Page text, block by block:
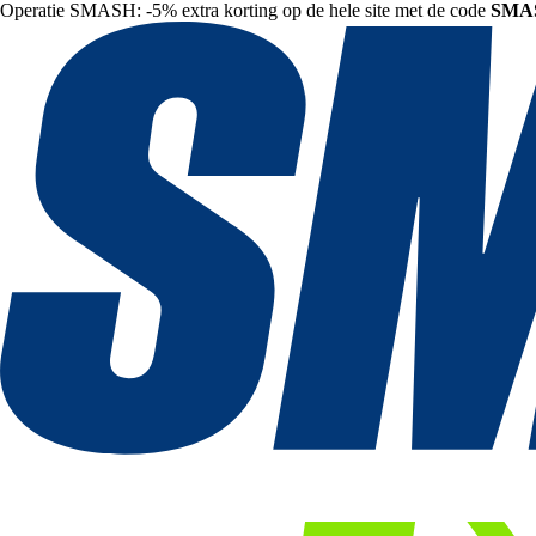
Operatie SMASH: -5% extra korting op de hele site met de code